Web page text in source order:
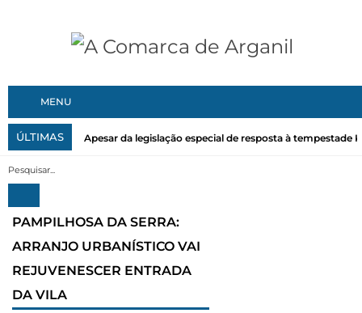
MENU
ÚLTIMAS Apesar da legislação especial de resposta à tempestade
PAMPILHOSA DA SERRA:
ARRANJO URBANÍSTICO VAI
REJUVENESCER ENTRADA
DA VILA